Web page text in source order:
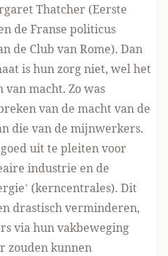
Thatcher (Eerste
de Franse politicus
de Club van Rome). Dan
is hun zorg niet, wel het
macht. Zo was
van de macht van de
die van de mijnwerkers.
uit te pleiten voor
industrie en de
(kerncentrales). Dit
drastisch verminderen,
via hun vakbeweging
zouden kunnen